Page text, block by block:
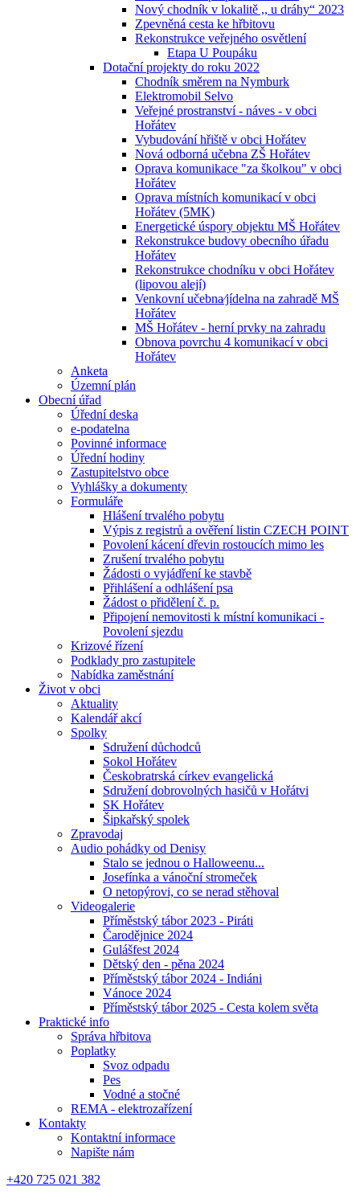
Nový chodník v lokalitě ,, u dráhy“ 2023
Zpevněná cesta ke hřbitovu
Rekonstrukce veřejného osvětlení
Etapa U Poupáku
Dotační projekty do roku 2022
Chodník směrem na Nymburk
Elektromobil Selvo
Veřejné prostranství - náves - v obci
Hořátev
Vybudování hřiště v obci Hořátev
Nová odborná učebna ZŠ Hořátev
Oprava komunikace "za školkou" v obci
Hořátev
Oprava místních komunikací v obci
Hořátev (5MK)
Energetické úspory objektu MŠ Hořátev
Rekonstrukce budovy obecního úřadu
Hořátev
Rekonstrukce chodníku v obci Hořátev
(lipovou alejí)
Venkovní učebna⁄jídelna na zahradě MŠ
Hořátev
MŠ Hořátev - herní prvky na zahradu
Obnova povrchu 4 komunikací v obci
Hořátev
Anketa
Územní plán
Obecní úřad
Úřední deska
e-podatelna
Povinné informace
Úřední hodiny
Zastupitelstvo obce
Vyhlášky a dokumenty
Formuláře
Hlášení trvalého pobytu
Výpis z registrů a ověření listin CZECH POINT
Povolení kácení dřevin rostoucích mimo les
Zrušení trvalého pobytu
Žádosti o vyjádření ke stavbě
Přihlášení a odhlášení psa
Žádost o přidělení č. p.
Připojení nemovitosti k místní komunikaci -
Povolení sjezdu
Krizové řízení
Podklady pro zastupitele
Nabídka zaměstnání
Život v obci
Aktuality
Kalendář akcí
Spolky
Sdružení důchodců
Sokol Hořátev
Českobratrská církev evangelická
Sdružení dobrovolných hasičů v Hořátvi
SK Hořátev
Šipkařský spolek
Zpravodaj
Audio pohádky od Denisy
Stalo se jednou o Halloweenu...
Josefínka a vánoční stromeček
O netopýrovi, co se nerad stěhoval
Videogalerie
Příměstský tábor 2023 - Piráti
Čarodějnice 2024
Gulášfest 2024
Dětský den - pěna 2024
Příměstský tábor 2024 - Indiáni
Vánoce 2024
Příměstský tábor 2025 - Cesta kolem světa
Praktické info
Správa hřbitova
Poplatky
Svoz odpadu
Pes
Vodné a stočné
REMA - elektrozařízení
Kontakty
Kontaktní informace
Napište nám
+420 725 021 382